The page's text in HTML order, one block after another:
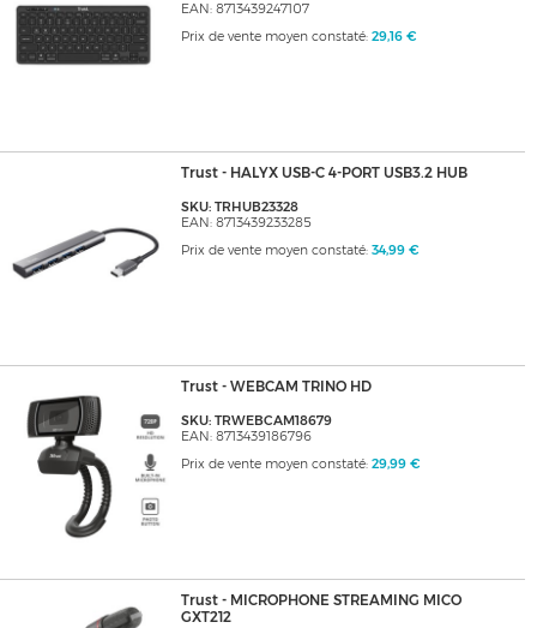
EAN: 8713439247107
Prix de vente moyen constaté: 29,16 €
Trust - HALYX USB-C 4-PORT USB3.2 HUB
SKU: TRHUB23328
EAN: 8713439233285
Prix de vente moyen constaté: 34,99 €
Trust - WEBCAM TRINO HD
SKU: TRWEBCAM18679
EAN: 8713439186796
Prix de vente moyen constaté: 29,99 €
Trust - MICROPHONE STREAMING MICO
GXT212